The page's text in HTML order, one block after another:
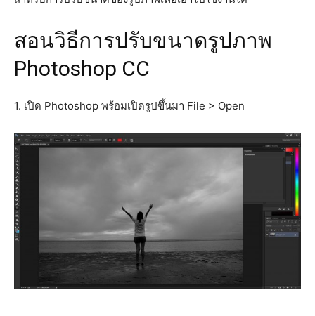
สอนวิธีการปรับขนาดรูปภาพ
Photoshop CC
1. เปิด Photoshop พร้อมเปิดรูปขึ้นมา File > Open